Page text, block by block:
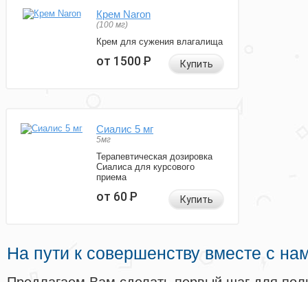
Крем Naron
(100 мг)
Крем для сужения влагалища
от 1500Р Купить
Сиалис 5 мг
5мг
Терапевтическая дозировка
Сиалиса для курсового
приема
от 60Р Купить
На пути к совершенству вместе с